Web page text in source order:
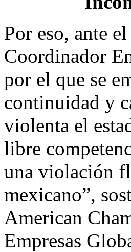
Por eso, ante
Coordinador
por el que se
continuidad y
violenta el
libre
una violación
mexicano”,
American
Empresas